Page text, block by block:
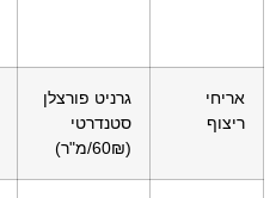
אריחי
ריצוף
גרניט פורצלן
סטנדרטי
(60₪/מ"ר)